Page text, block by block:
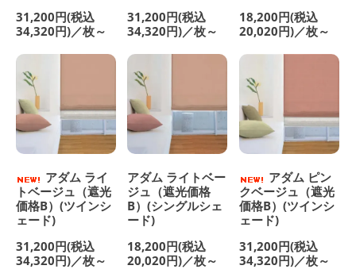
31,200円(税込
34,320円)／枚～
31,200円(税込
34,320円)／枚～
18,200円(税込
20,020円)／枚～
アダム ライ
トベージュ（遮光
価格B）(ツインシ
ェード)
31,200円(税込
34,320円)／枚～
アダム ライトベー
ジュ（遮光価格
B）(シングルシェ
ード)
18,200円(税込
20,020円)／枚～
アダム ピン
クベージュ（遮光
価格B）(ツインシ
ェード)
31,200円(税込
34,320円)／枚～